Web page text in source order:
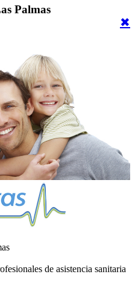
✖
Palmas
de asistencia sanitaria